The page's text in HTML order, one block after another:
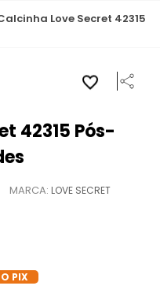
Love Secret 42315
42315 Pós-
LOVE SECRET
PIX